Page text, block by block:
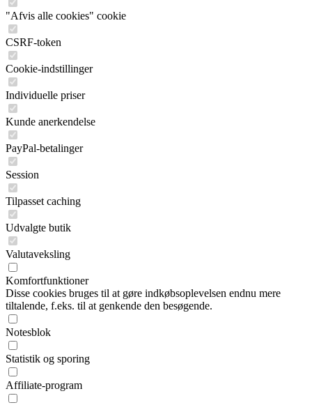
"Afvis alle cookies" cookie
CSRF-token
Cookie-indstillinger
Individuelle priser
Kunde anerkendelse
PayPal-betalinger
Session
Tilpasset caching
Udvalgte butik
Valutaveksling
Komfortfunktioner
Disse cookies bruges til at gøre indkøbsoplevelsen endnu mere
tiltalende, f.eks. til at genkende den besøgende.
Notesblok
Statistik og sporing
Affiliate-program